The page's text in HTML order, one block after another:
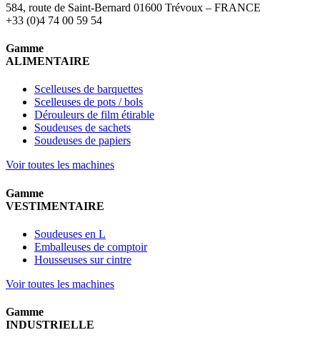
584, route de Saint-Bernard 01600 Trévoux – FRANCE
+33 (0)4 74 00 59 54
Gamme
ALIMENTAIRE
Scelleuses de barquettes
Scelleuses de pots / bols
Dérouleurs de film étirable
Soudeuses de sachets
Soudeuses de papiers
Voir toutes les machines
Gamme
VESTIMENTAIRE
Soudeuses en L
Emballeuses de comptoir
Housseuses sur cintre
Voir toutes les machines
Gamme
INDUSTRIELLE